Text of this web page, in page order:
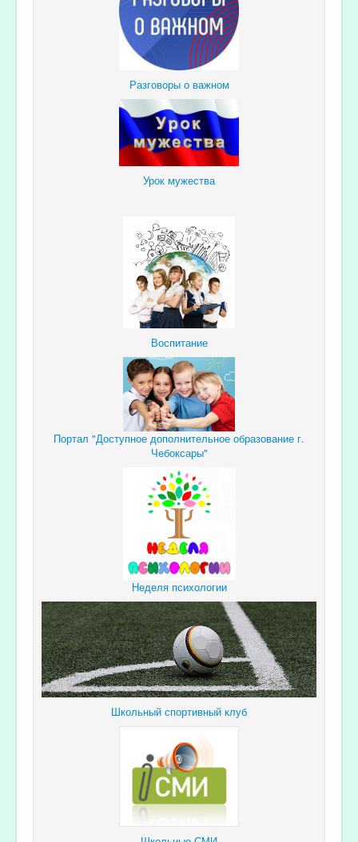
Разговоры о важном
Урок мужества
Воспитание
Портал "Доступное дополнительное образование г.
Чебоксары"
Неделя психологии
Школьный спортивный клуб